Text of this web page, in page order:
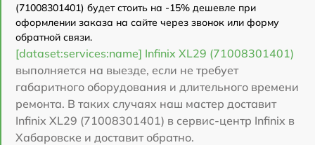
(71008301401) будет стоить на -15% дешевле при
оформлении заказа на сайте через звонок или форму
обратной связи.
[dataset:services:name] Infinix XL29 (71008301401)
выполняется на выезде, если не требует
габаритного оборудования и длительного времени
ремонта. В таких случаях наш мастер доставит
Infinix XL29 (71008301401) в сервис-центр Infinix в
Хабаровске и доставит обратно.